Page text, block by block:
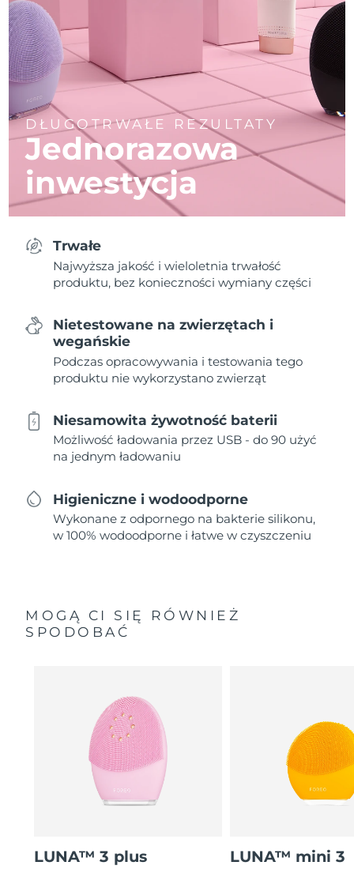
DŁUGOTRWAŁE REZULTATY
Jednorazowa
inwestycja
Trwałe
Najwyższa jakość i wieloletnia trwałość
produktu, bez konieczności wymiany części
Nietestowane na zwierzętach i
wegańskie
Podczas opracowywania i testowania tego
produktu nie wykorzystano zwierząt
Niesamowita żywotność baterii
Możliwość ładowania przez USB - do 90 użyć
na jednym ładowaniu
Higieniczne i wodoodporne
Wykonane z odpornego na bakterie silikonu,
w 100% wodoodporne i łatwe w czyszczeniu
MOGĄ CI SIĘ RÓWNIEŻ
SPODOBAĆ
LUNA™ 3 plus LUNA™ mini 3